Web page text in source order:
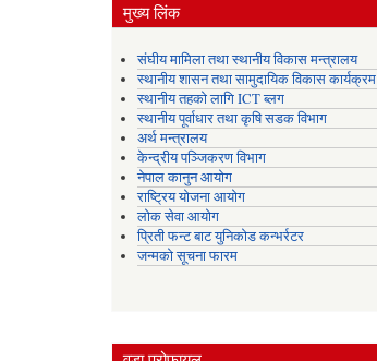
मुख्य लिंक
संघीय मामिला तथा स्थानीय विकास मन्त्रालय
स्थानीय शासन तथा सामुदायिक विकास कार्यक्रम
स्थानीय तहको लागि ICT ब्लग
स्थानीय पूर्वाधार तथा कृषि सडक विभाग
अर्थ मन्त्रालय
केन्द्रीय पञ्जिकरण विभाग
नेपाल कानुन आयोग
राष्ट्रिय योजना आयोग
लोक सेवा आयोग
प्रिती फन्ट बाट युनिकोड कन्भर्रटर
जन्मको सूचना फारम